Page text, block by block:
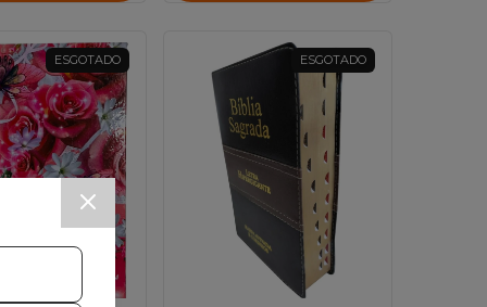
ESGOTADO ESGOTADO